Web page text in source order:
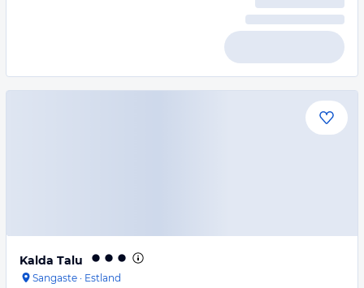
Kalda Talu
Sangaste · Estland